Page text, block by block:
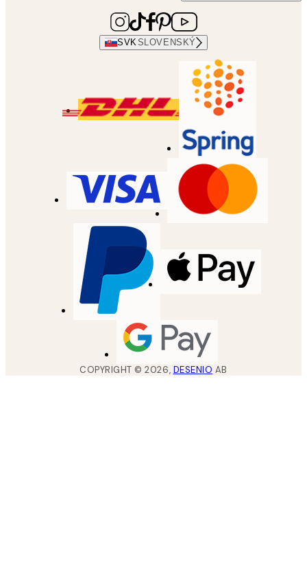
SVKSLOVENSKÝ
COPYRIGHT ©2026, DESENIO AB